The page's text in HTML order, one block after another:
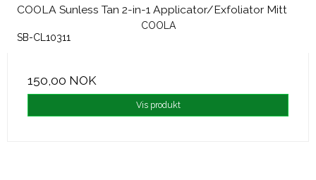
COOLA Sunless Tan 2-in-1 Applicator/Exfoliator Mitt
COOLA
SB-CL10311
150,00 NOK
Vis produkt